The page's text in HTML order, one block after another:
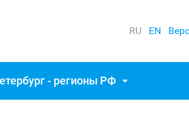
RU EN
- регионы РФ